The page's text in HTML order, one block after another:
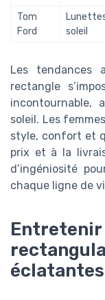
Tom
Ford
soleil
Les tendances
rectangle
incontournable,
soleil. Les
style, confort et
prix et à la
d’ingéniosité
chaque ligne de
Entretenir
éclatantes